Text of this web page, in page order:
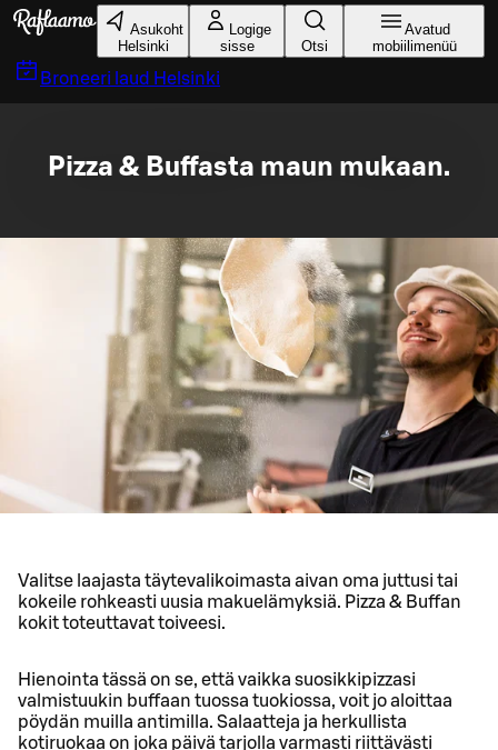
Liigu peamise sisu juurde
Asukoht
Helsinki
Logige
sisse
Otsi
Avatud
mobiilimenüü
Broneeri laud Helsinki
Pizza & Buffasta maun mukaan.
Valitse laajasta täytevalikoimasta aivan oma juttusi tai
kokeile rohkeasti uusia makuelämyksiä. Pizza & Buffan
kokit toteuttavat toiveesi.
Hienointa tässä on se, että vaikka suosikkipizzasi
valmistuukin buffaan tuossa tuokiossa, voit jo aloittaa
pöydän muilla antimilla. Salaatteja ja herkullista
kotiruokaa on joka päivä tarjolla varmasti riittävästi